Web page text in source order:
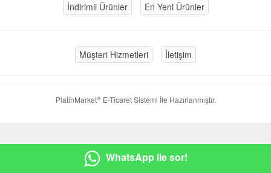
İndirimli Ürünler En Yeni Ürünler
Müşteri Hizmetleri İletişim
PlatinMarket®E-Ticaret Sistemi İle Hazırlanmıştır.
WhatsApp ile sor!